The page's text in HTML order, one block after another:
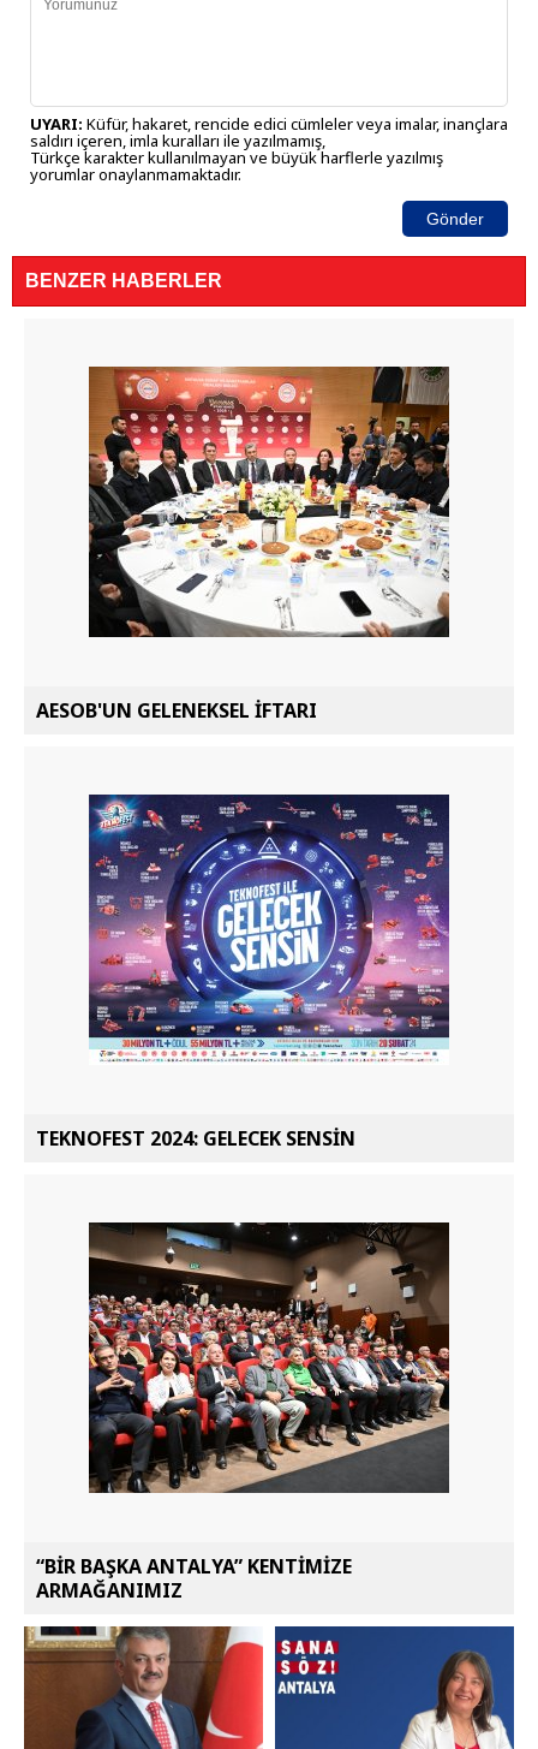
UYARI: Küfür, hakaret, rencide edici cümleler veya imalar, inançlara
saldırı içeren, imla kuralları ile yazılmamış,
Türkçe karakter kullanılmayan ve büyük harflerle yazılmış
yorumlar onaylanmamaktadır.
Gönder
BENZER HABERLER
AESOB'UN GELENEKSEL İFTARI
TEKNOFEST 2024: GELECEK SENSİN
“BİR BAŞKA ANTALYA” KENTİMİZE
ARMAĞANIMIZ